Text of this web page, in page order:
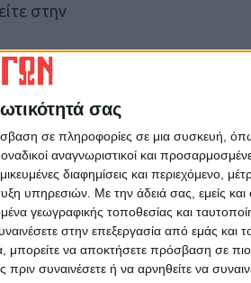
σας
σε πληροφορίες σε μια συσκευή,
αναγνωριστικοί και
διαφημίσεις και περιεχόμενο,
υπηρεσιών. Με την άδειά σας, εμείς και
γεωγραφικής τοποθεσίας και
στην επεξεργασία από εμάς και
μπορείτε να αποκτήσετε πρόσβαση σε πιο
συναινέσετε ή να αρνηθείτε να
στην
στην
ωστόσο
την
το
Όποιες
των